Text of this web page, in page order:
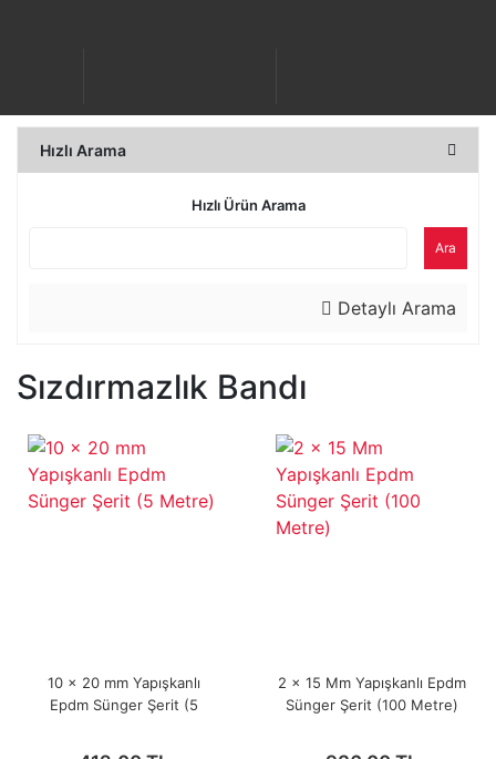
Hızlı Arama
Hızlı Ürün Arama
Ara
Detaylı Arama
Sızdırmazlık Bandı
10 x 20 mm Yapışkanlı
Epdm Sünger Şerit (5
2 x 15 Mm Yapışkanlı Epdm
Sünger Şerit (100 Metre)